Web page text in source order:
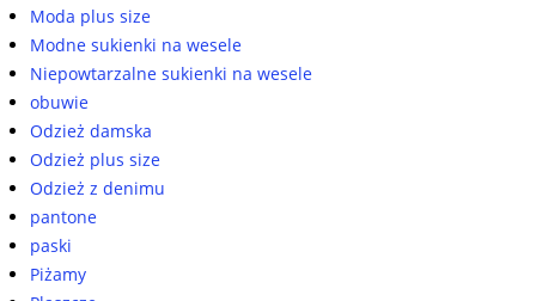
Moda plus size
Modne sukienki na wesele
Niepowtarzalne sukienki na wesele
obuwie
Odzież damska
Odzież plus size
Odzież z denimu
pantone
paski
Piżamy